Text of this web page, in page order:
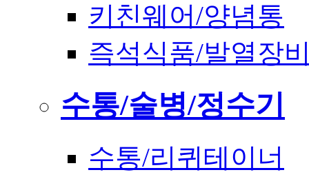
키친웨어/양념통
즉석식품/발열장
수통/술병/정수기
수통/리퀴테이너